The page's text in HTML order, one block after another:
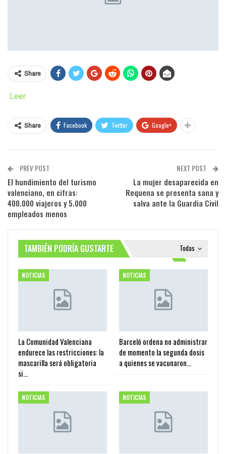
Share
Leer
Share Facebook Twitter Google+
PREV POST
El hundimiento del turismo
valenciano, en cifras:
400.000 viajeros y 5.000
empleados menos
NEXT POST
La mujer desaparecida en
Requena se presenta sana y
salva ante la Guardia Civil
Todas
TAMBIÉN PODRÍA GUSTARTE
NOTICIAS
La Comunidad Valenciana
endurece las restricciones: la
mascarilla será obligatoria
si…
NOTICIAS
Barceló ordena no administrar
de momento la segunda dosis
a quienes se vacunaron…
NOTICIAS NOTICIAS